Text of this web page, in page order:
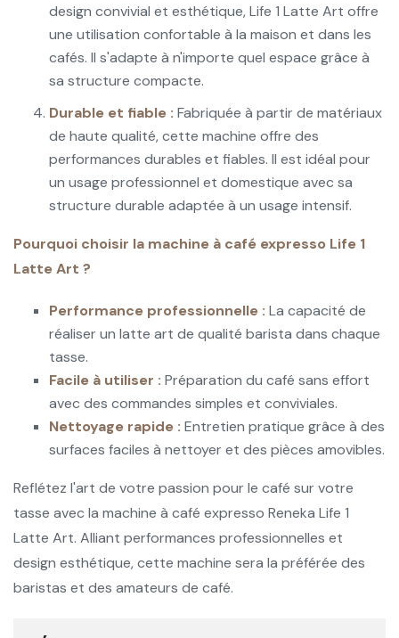
design convivial et esthétique, Life 1 Latte Art offre
une utilisation confortable à la maison et dans les
cafés. Il s'adapte à n'importe quel espace grâce à
sa structure compacte.
Durable et fiable : Fabriquée à partir de matériaux
de haute qualité, cette machine offre des
performances durables et fiables. Il est idéal pour
un usage professionnel et domestique avec sa
structure durable adaptée à un usage intensif.
Pourquoi choisir la machine à café expresso Life 1
Latte Art ?
Performance professionnelle : La capacité de
réaliser un latte art de qualité barista dans chaque
tasse.
Facile à utiliser : Préparation du café sans effort
avec des commandes simples et conviviales.
Nettoyage rapide : Entretien pratique grâce à des
surfaces faciles à nettoyer et des pièces amovibles.
Reflétez l'art de votre passion pour le café sur votre
tasse avec la machine à café expresso Reneka Life 1
Latte Art. Alliant performances professionnelles et
design esthétique, cette machine sera la préférée des
baristas et des amateurs de café.